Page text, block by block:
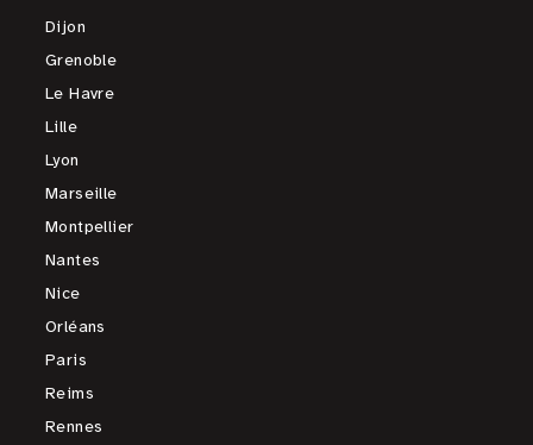
Dijon
Grenoble
Le Havre
Lille
Lyon
Marseille
Montpellier
Nantes
Nice
Orléans
Paris
Reims
Rennes